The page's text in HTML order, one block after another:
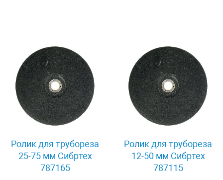
Ролик для трубореза
25-75 мм Сибртех
787165
Ролик для трубореза
12-50 мм Сибртех
787115